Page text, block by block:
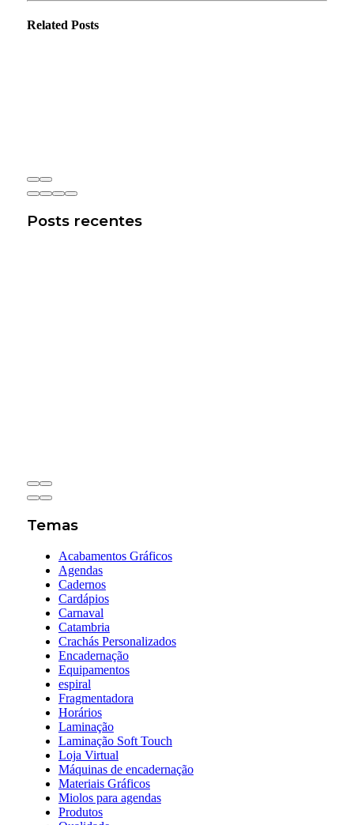
Related Posts
Posts recentes
Temas
Acabamentos Gráficos
Agendas
Cadernos
Cardápios
Carnaval
Catambria
Crachás Personalizados
Encadernação
Equipamentos
espiral
Fragmentadora
Horários
Laminação
Laminação Soft Touch
Loja Virtual
Máquinas de encadernação
Materiais Gráficos
Miolos para agendas
Produtos